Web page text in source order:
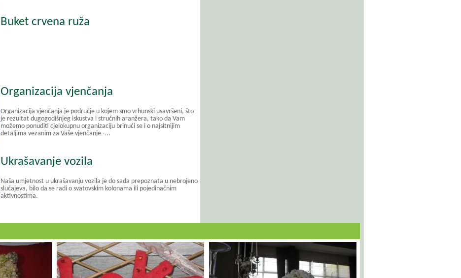
Buket crvena ruža
Organizacija vjenčanja
Organizacija vjenčanja je područje u kojem smo vrhunski usavršeni, što
je rezultat dugogodišnjeg iskustva i stručnih aranžera, tako da Vam
možemo ponuditi cjelokupnu organizaciju brinući se i o najsitnijim
detaljima vezanim za Vaše vjenčanje -...
Ukrašavanje vozila
Naša umjetnost u ukrašavanju vozila je do sada prepoznata u nebrojeno
slučajeva, bilo da se radi o svatovskim kolonama ili pojedinačnim
aktivnostima.